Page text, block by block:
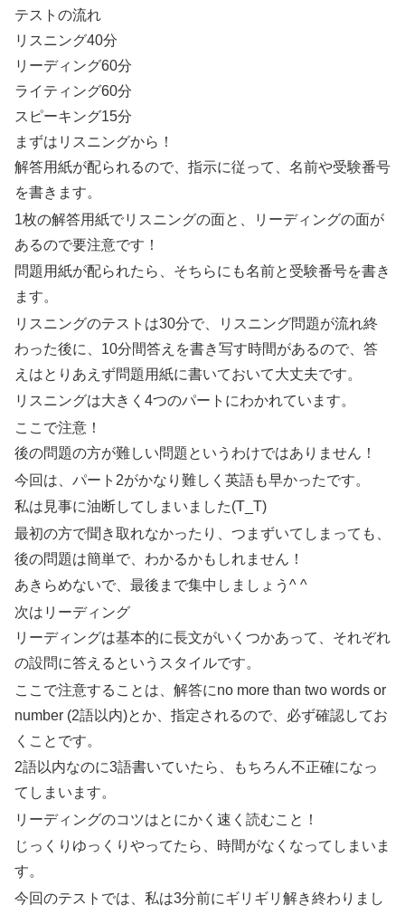
テストの流れ
リスニング40分
リーディング60分
ライティング60分
スピーキング15分
まずはリスニングから！
解答用紙が配られるので、指示に従って、名前や受験番号
を書きます。
1枚の解答用紙でリスニングの面と、リーディングの面が
あるので要注意です！
問題用紙が配られたら、そちらにも名前と受験番号を書き
ます。
リスニングのテストは30分で、リスニング問題が流れ終
わった後に、10分間答えを書き写す時間があるので、答
えはとりあえず問題用紙に書いておいて大丈夫です。
リスニングは大きく4つのパートにわかれています。
ここで注意！
後の問題の方が難しい問題というわけではありません！
今回は、パート2がかなり難しく英語も早かったです。
私は見事に油断してしまいました(T_T)
最初の方で聞き取れなかったり、つまずいてしまっても、
後の問題は簡単で、わかるかもしれません！
あきらめないで、最後まで集中しましょう^ ^
次はリーディング
リーディングは基本的に長文がいくつかあって、それぞれ
の設問に答えるというスタイルです。
ここで注意することは、解答にno more than two words or
number (2語以内)とか、指定されるので、必ず確認してお
くことです。
2語以内なのに3語書いていたら、もちろん不正確になっ
てしまいます。
リーディングのコツはとにかく速く読むこと！
じっくりゆっくりやってたら、時間がなくなってしまいま
す。
今回のテストでは、私は3分前にギリギリ解き終わりまし